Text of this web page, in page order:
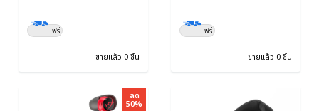
ฟรี
ขายแล้ว 0 ชิ้น
ฟรี
ขายแล้ว 0 ชิ้น
ลด
50%